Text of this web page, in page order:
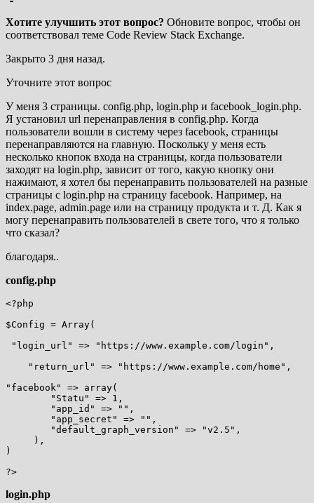
Хотите улучшить этот вопрос? Обновите вопрос, чтобы он
соответствовал теме Code Review Stack Exchange.
Закрыто 3 дня назад.
Уточните этот вопрос
У меня 3 страницы. config.php, login.php и facebook_login.php.
Я установил url перенаправления в config.php. Когда
пользователи вошли в систему через facebook, страницы
перенаправляются на главную. Поскольку у меня есть
несколько кнопок входа на страницы, когда пользователи
заходят на login.php, зависит от того, какую кнопку они
нажимают, я хотел бы перенаправить пользователей на разные
страницы с login.php на страницу facebook. Например, на
index.page, admin.page или на страницу продукта и т. Д. Как я
могу перенаправить пользователей в свете того, что я только
что сказал?
благодаря..
config.php
<?php
$Config = Array(
"login_url" => "https://www.example.com/login",
"return_url" => "https://www.example.com/
"facebook" => array(
        "Statu" => 1,
        "app_id" => "",
        "app_secret" => "",
        "default_graph_version" => "v2.5",
     ),
)
login.php